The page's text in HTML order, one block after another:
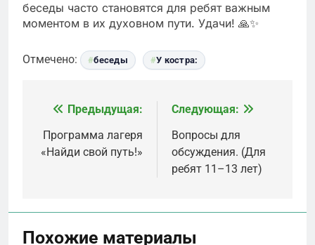
беседы часто становятся для ребят важным
моментом в их духовном пути. Удачи! 🙏✨
Отмечено: беседы У костра:
Навигация
по
записям
Предыдущая:
Программа лагеря
«Найди свой путь!»
Следующая:
Вопросы для
обсуждения. (Для
ребят 11–13 лет)
Похожие материалы